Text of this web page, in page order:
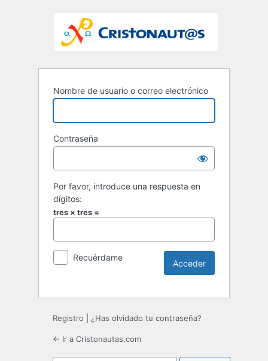
Nombre de usuario o correo electrónico
Contraseña
Por favor, introduce una respuesta en
dígitos:
tres × tres =
Recuérdame
Registro ¿Has olvidado tu contraseña?
← Ir a Cristonautas.com